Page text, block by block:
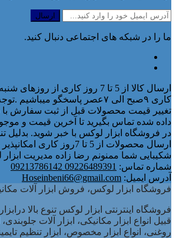
ما را در شبکه های اجتماعی دنبال کنید.
ارسال کالا از 5 تا 7 روز کاری از
کاری ۹صبح الی ۷عصر پاسخگو
تغییر قیمت محصولات قبل از ثبت سفارش
داده شده تماس بگیرید تا آخرین قیمت و
در فروشگاه ابزار لوکس با خبر شوید. بدلیل
ارسال محصولات از 5 تا 7روز
شکیبایی شما ممنونم رضا زاده مدیریت
شماره تماس: 09226489391 09213786142
آدرس ایمیل: Hoseinbeni66@gmail.com
فروشگاه ابزار لوکس، فروش ابزار آلات
فروشگاه اینترنتی ابزار لوکس تنوع بالا
قبیل انواع ابزار مکانیکی، ابزار آلات
روغنی، انواع ابزار مخصوص، ابزار تنظیم